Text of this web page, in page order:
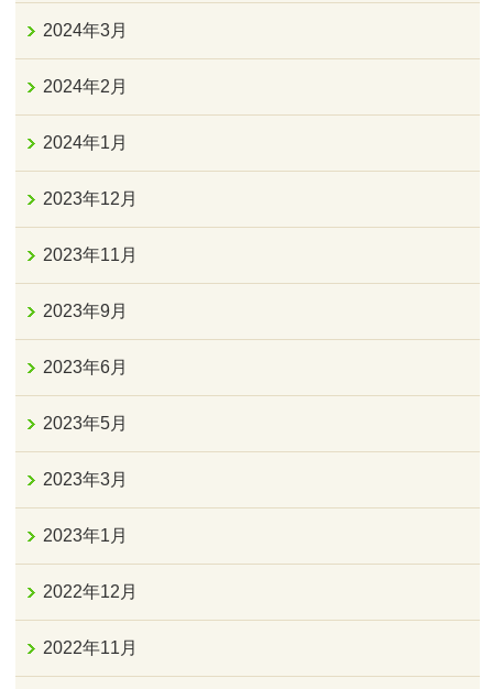
2024年3月
2024年2月
2024年1月
2023年12月
2023年11月
2023年9月
2023年6月
2023年5月
2023年3月
2023年1月
2022年12月
2022年11月